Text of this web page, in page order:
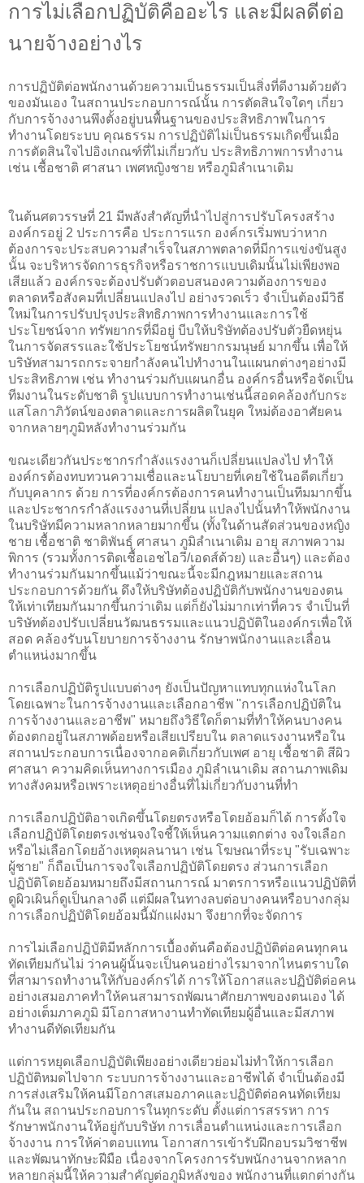
การไม่เลือกปฏิบัติคืออะไร และมีผลดีต่อ
นายจ้างอย่างไร
การปฏิบัติต่อพนักงานด้วยความเป็นธรรมเป็นสิ่งที่ดีงามด้วยตัว
ของมันเอง ในสถานประกอบการณ์นั้น การตัดสินใจใดๆ เกี่ยว
กับการจ้างงานพึงตั้งอยู่บนพื้นฐานของประสิทธิภาพในการ
ทำงานโดยระบบ คุณธรรม การปฏิบัติไม่เป็นธรรมเกิดขึ้นเมื่อ
การตัดสินใจไปอิงเกณฑ์ที่ไม่เกี่ยวกับ ประสิทธิภาพการทำงาน
เช่น เชื้อชาติ ศาสนา เพศหญิงชาย หรือภูมิลำเนาเดิม
ในต้นศตวรรษที่ 21 มีพลังสำคัญที่นำไปสู่การปรับโครงสร้าง
องค์กรอยู่ 2 ประการคือ ประการแรก องค์กรเริ่มพบว่าหาก
ต้องการจะประสบความสำเร็จในสภาพตลาดที่มีการแข่งขันสูง
นั้น จะบริหารจัดการธุรกิจหรือราชการแบบเดิมนั้นไม่เพียงพอ
เสียแล้ว องค์กรจะต้องปรับตัวตอบสนองความต้องการของ
ตลาดหรือสังคมที่เปลี่ยนแปลงไป อย่างรวดเร็ว จำเป็นต้องมีวิธี
ใหม่ในการปรับปรุงประสิทธิภาพการทำงานและการใช้
ประโยชน์จาก ทรัพยากรที่มีอยู่ บีบให้บริษัทต้องปรับตัวยืดหยุ่น
ในการจัดสรรและใช้ประโยชน์ทรัพยากรมนุษย์ มากขึ้น เพื่อให้
บริษัทสามารถกระจายกำลังคนไปทำงานในแผนกต่างๆอย่างมี
ประสิทธิภาพ เช่น ทำงานร่วมกับแผนกอื่น องค์กรอื่นหรือจัดเป็น
ทีมงานในระดับชาติ รูปแบบการทำงานเช่นนี้สอดคล้องกับกระ
แสโลกาภิวัตน์ของตลาดและการผลิตในยุค ใหม่ต้องอาศัยคน
จากหลายๆภูมิหลังทำงานร่วมกัน
ขณะเดียวกันประชากรกำลังแรงงานก็เปลี่ยนแปลงไป ทำให้
องค์กรต้องทบทวนความเชื่อและนโยบายที่เคยใช้ในอดีตเกี่ยว
กับบุคลากร ด้วย การที่องค์กรต้องการคนทำงานเป็นทีมมากขึ้น
และประชากรกำลังแรงงานที่เปลี่ยน แปลงไปนั้นทำให้พนักงาน
ในบริษัทมีความหลากหลายมากขึ้น (ทั้งในด้านสัดส่วนของหญิง
ชาย เชื้อชาติ ชาติพันธุ์ ศาสนา ภูมิลำเนาเดิม อายุ สภาพความ
พิการ (รวมทั้งการติดเชื้อเอชไอวี/เอดส์ด้วย) และอื่นๆ) และต้อง
ทำงานร่วมกันมากขึ้นแม้ว่าขณะนี้จะมีกฎหมายและสถาน
ประกอบการด้วยกัน ดึงให้บริษัทต้องปฏิบัติกับพนักงานของตน
ให้เท่าเทียมกันมากขึ้นกว่าเดิม แต่ก็ยังไม่มากเท่าที่ควร จำเป็นที่
บริษัทต้องปรับเปลี่ยนวัฒนธรรมและแนวปฏิบัติในองค์กรเพื่อให้
สอด คล้องรับนโยบายการจ้างงาน รักษาพนักงานและเลื่อน
ตำแหน่งมากขึ้น
การเลือกปฏิบัติรูปแบบต่างๆ ยังเป็นปัญหาแทบทุกแห่งในโลก
โดยเฉพาะในการจ้างงานและเลือกอาชีพ "การเลือกปฏิบัติใน
การจ้างงานและอาชีพ" หมายถึงวิธีใดก็ตามที่ทำให้คนบางคน
ต้องตกอยู่ในสภาพด้อยหรือเสียเปรียบใน ตลาดแรงงานหรือใน
สถานประกอบการเนื่องจากอคติเกี่ยวกับเพศ อายุ เชื้อชาติ สีผิว
ศาสนา ความคิดเห็นทางการเมือง ภูมิลำเนาเดิม สถานภาพเดิม
ทางสังคมหรือเพราะเหตุอย่างอื่นที่ไม่เกี่ยวกับงานที่ทำ
การเลือกปฏิบัติอาจเกิดขึ้นโดยตรงหรือโดยอ้อมก็ได้ การตั้งใจ
เลือกปฏิบัติโดยตรงเช่นจงใจชี้ให้เห็นความแตกต่าง จงใจเลือก
หรือไม่เลือกโดยอ้างเหตุผลนานา เช่น โฆษณาที่ระบุ "รับเฉพาะ
ผู้ชาย" ก็ถือเป็นการจงใจเลือกปฏิบัติโดยตรง ส่วนการเลือก
ปฏิบัติโดยอ้อมหมายถึงมีสถานการณ์ มาตรการหรือแนวปฏิบัติที่
ดูผิวเผินก็ดูเป็นกลางดี แต่มีผลในทางลบต่อบางคนหรือบางกลุ่ม
การเลือกปฏิบัติโดยอ้อมนี้มักแฝงมา จึงยากที่จะจัดการ
การไม่เลือกปฏิบัติมีหลักการเบื้องต้นคือต้องปฏิบัติต่อคนทุกคน
ทัดเทียมกันไม่ ว่าคนผู้นั้นจะเป็นคนอย่างไรมาจากไหนตราบใด
ที่สามารถทำงานให้กับองค์กรได้ การให้โอกาสและปฏิบัติต่อคน
อย่างเสมอภาคทำให้คนสามารถพัฒนาศักยภาพของตนเอง ได้
อย่างเต็มภาคภูมิ มีโอกาสหางานทำทัดเทียมผู้อื่นและมีสภาพ
ทำงานดีทัดเทียมกัน
แต่การหยุดเลือกปฏิบัติเพียงอย่างเดียวย่อมไม่ทำให้การเลือก
ปฏิบัติหมดไปจาก ระบบการจ้างงานและอาชีพได้ จำเป็นต้องมี
การส่งเสริมให้คนมีโอกาสเสมอภาคและปฏิบัติต่อคนทัดเทียม
กันใน สถานประกอบการในทุกระดับ ตั้งแต่การสรรหา การ
รักษาพนักงานให้อยู่กับบริษัท การเลื่อนตำแหน่งและการเลือก
จ้างงาน การให้ค่าตอบแทน โอกาสการเข้ารับฝึกอบรมวิชาชีพ
และพัฒนาทักษะฝีมือ เนื่องจากโครงการรับพนักงานจากหลาก
หลายกลุ่มนี้ให้ความสำคัญต่อภูมิหลังของ พนักงานที่แตกต่างกัน